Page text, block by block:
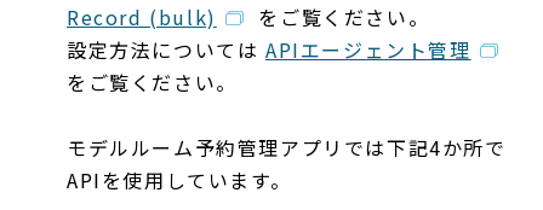
Record (bulk)
をご覧ください。
設定方法については APIエージェント管理
をご覧ください。
モデルルーム予約管理アプリでは下記4か所で
APIを使用しています。